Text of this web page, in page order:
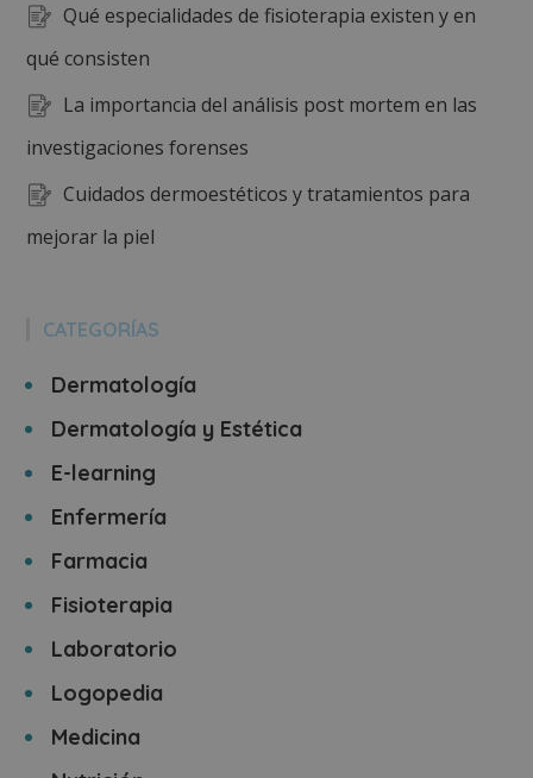
Qué especialidades de fisioterapia existen y en
qué consisten
La importancia del análisis post mortem en las
investigaciones forenses
Cuidados dermoestéticos y tratamientos para
mejorar la piel
CATEGORÍAS
Dermatología
Dermatología y Estética
E-learning
Enfermería
Farmacia
Fisioterapia
Laboratorio
Logopedia
Medicina